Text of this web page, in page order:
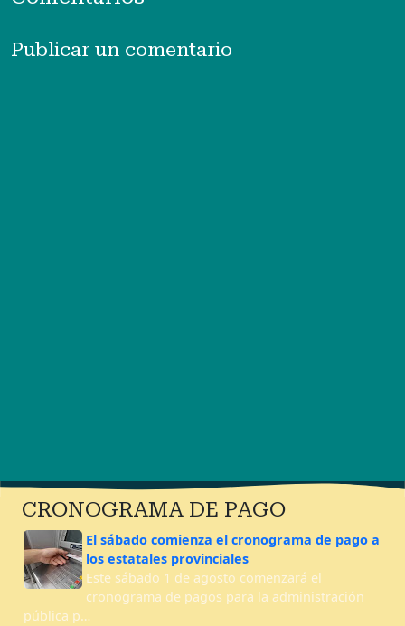
Publicar un comentario
CRONOGRAMA DE PAGO
El sábado comienza el cronograma de pago a
los estatales provinciales
Este sábado 1 de agosto comenzará el
cronograma de pagos para la administración
pública p…